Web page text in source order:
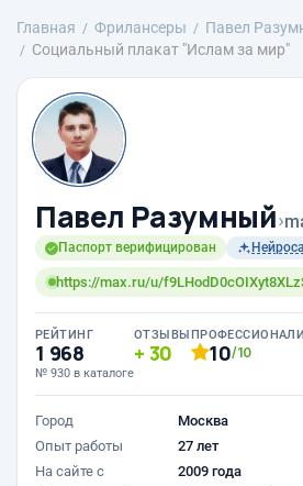
Главная Фрилансеры Павел
Социальный плакат "Ислам за мир"
Павел Разумный›
Паспорт верифицирован
https://max.ru/u/
РЕЙТИНГ
1 968
№ 930 в каталоге
ОТЗЫВЫ
30 10/10
Город
Москва
Опыт работы
27 лет
На сайте с
2009 года